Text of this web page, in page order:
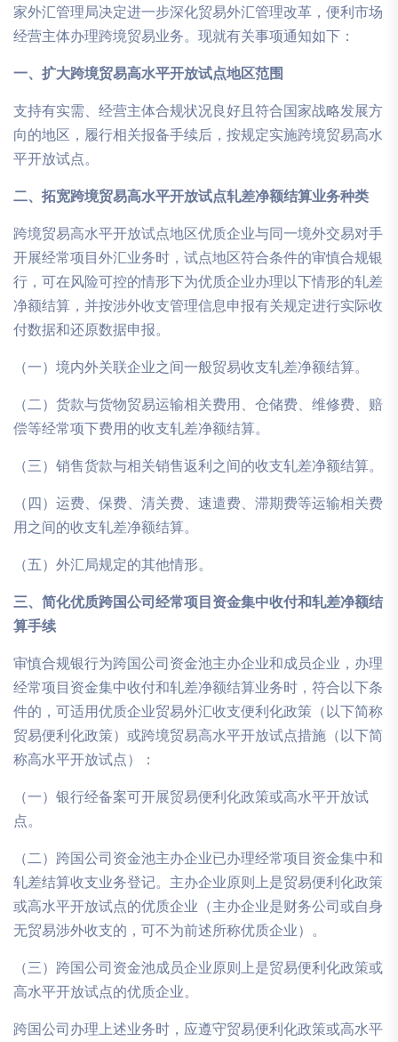
家外汇管理局决定进一步深化贸易外汇管理改革，便利市场
经营主体办理跨境贸易业务。现就有关事项通知如下：
一、扩大跨境贸易高水平开放试点地区范围
支持有实需、经营主体合规状况良好且符合国家战略发展方
向的地区，履行相关报备手续后，按规定实施跨境贸易高水
平开放试点。
二、拓宽跨境贸易高水平开放试点轧差净额结算业务种类
跨境贸易高水平开放试点地区优质企业与同一境外交易对手
开展经常项目外汇业务时，试点地区符合条件的审慎合规银
行，可在风险可控的情形下为优质企业办理以下情形的轧差
净额结算，并按涉外收支管理信息申报有关规定进行实际收
付数据和还原数据申报。
（一）境内外关联企业之间一般贸易收支轧差净额结算。
（二）货款与货物贸易运输相关费用、仓储费、维修费、赔
偿等经常项下费用的收支轧差净额结算。
（三）销售货款与相关销售返利之间的收支轧差净额结算。
（四）运费、保费、清关费、速遣费、滞期费等运输相关费
用之间的收支轧差净额结算。
（五）外汇局规定的其他情形。
三、简化优质跨国公司经常项目资金集中收付和轧差净额结
算手续
审慎合规银行为跨国公司资金池主办企业和成员企业，办理
经常项目资金集中收付和轧差净额结算业务时，符合以下条
件的，可适用优质企业贸易外汇收支便利化政策（以下简称
贸易便利化政策）或跨境贸易高水平开放试点措施（以下简
称高水平开放试点）：
（一）银行经备案可开展贸易便利化政策或高水平开放试
点。
（二）跨国公司资金池主办企业已办理经常项目资金集中和
轧差结算收支业务登记。主办企业原则上是贸易便利化政策
或高水平开放试点的优质企业（主办企业是财务公司或自身
无贸易涉外收支的，可不为前述所称优质企业）。
（三）跨国公司资金池成员企业原则上是贸易便利化政策或
高水平开放试点的优质企业。
跨国公司办理上述业务时，应遵守贸易便利化政策或高水平